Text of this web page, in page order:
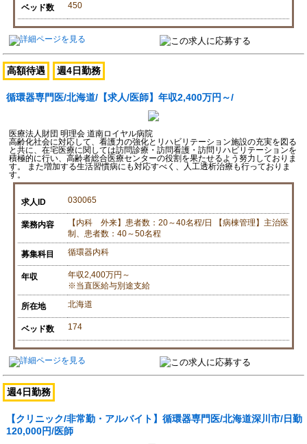
ベッド数 450
高額待遇 週4日勤務
循環器専門医/北海道/【求人/医師】年収2,400万円～/
医療法人財団 明理会 道南ロイヤル病院
高齢化社会に対応して、看護力の強化とリハビリテーション施設の充実を図る
と共に、在宅医療に関しては訪問診療・訪問看護・訪問リハビリテーションを
積極的に行い、高齢者総合医療センターの役割を果たせるよう努力しておりま
す。 また増加する生活習慣病にも対応すべく、人工透析治療も行っておりま
す。
求人ID 030065
業務内容
【内科 外来】患者数：20～40名程/日 【病棟管理】主治医
制、患者数：40～50名程
募集科目 循環器内科
年収
年収2,400万円～
※当直医給与別途支給
所在地 北海道
ベッド数 174
週4日勤務
【クリニック/非常勤・アルバイト】循環器専門医/北海道深川市/日勤
120,000円/医師